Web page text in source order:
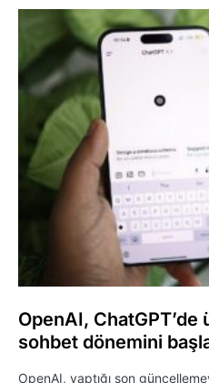
OpenAI, ChatGPT’de
sohbet dönemini
OpenAI, yaptığı son